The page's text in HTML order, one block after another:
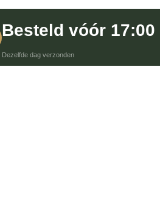
Besteld vóór 17:00
Dezelfde dag verzonden